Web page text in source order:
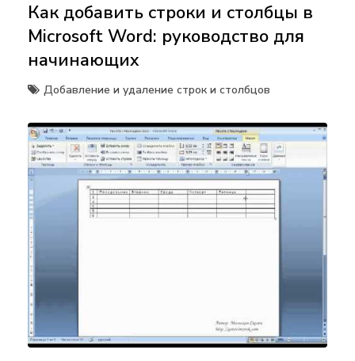
Как добавить строки и столбцы в
Microsoft Word: руководство для
начинающих
Добавление и удаление строк и столбцов